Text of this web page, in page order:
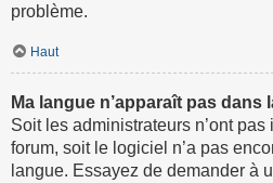
problème.
Haut
Ma langue n’apparaît pas dans
Soit les administrateurs n’ont
forum, soit le logiciel n’a pas
langue. Essayez de demander à